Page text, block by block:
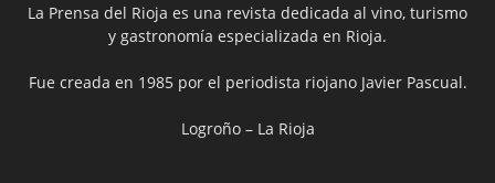
La Prensa del Rioja es una revista dedicada al vino, turismo
y gastronomía especializada en Rioja.
Fue creada en 1985 por el periodista riojano Javier Pascual.
Logroño – La Rioja